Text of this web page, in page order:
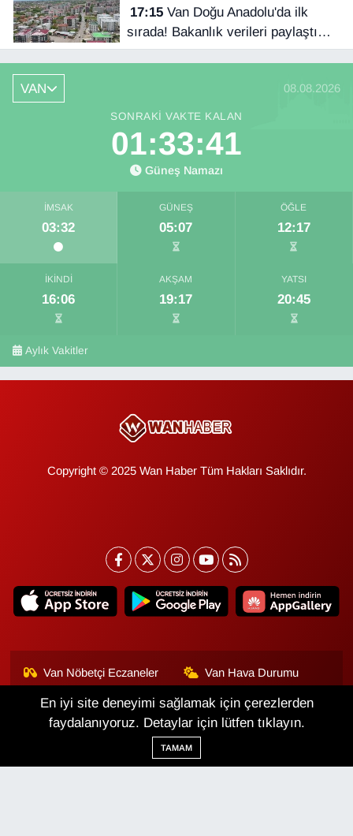
17:15Van Doğu Anadolu'da ilk
sırada! Bakanlık verileri paylaştı…
VAN 08.08.2026
SONRAKI VAKTE KALAN
01:33:39
Güneş Namazı
İMSAK
03:32
GÜNEŞ
05:07
ÖĞLE
12:17
İKINDI
16:06
AKŞAM
19:17
YATSI
20:45
Aylık Vakitler
Copyright © 2025 Wan Haber Tüm Hakları Saklıdır.
Van Nöbetçi Eczaneler Van Hava Durumu
Van Namaz Vakitleri
Van Trafik Yoğunluk
Haritası
Puan Durumu ve Fikstür
En iyi site deneyimi sağlamak için çerezlerden
faydalanıyoruz. Detaylar için lütfen tıklayın.
TAMAM